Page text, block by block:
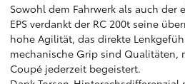
Sowohl dem Fahrwerk als auch der
EPS verdankt der RC 200t seine
hohe Agilität, das direkte
mechanische Grip sind Qualitäten,
Coupé jederzeit begeistert.